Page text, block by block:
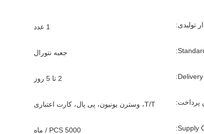
تولیدی: 1 عدد
جعبه نتورال
Delivery 2 تا 5 روز
T/T، وسترن یونیون، پی پال، کارت اعتباری
Supply 5000 PCS / ماه